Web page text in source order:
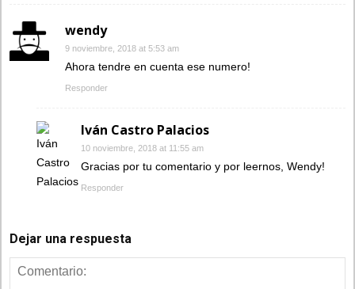
wendy
9 noviembre, 2018 at 5:53 am
Ahora tendre en cuenta ese numero!
Responder
Iván Castro Palacios
10 noviembre, 2018 at 11:55 am
Gracias por tu comentario y por leernos, Wendy!
Responder
Dejar una respuesta